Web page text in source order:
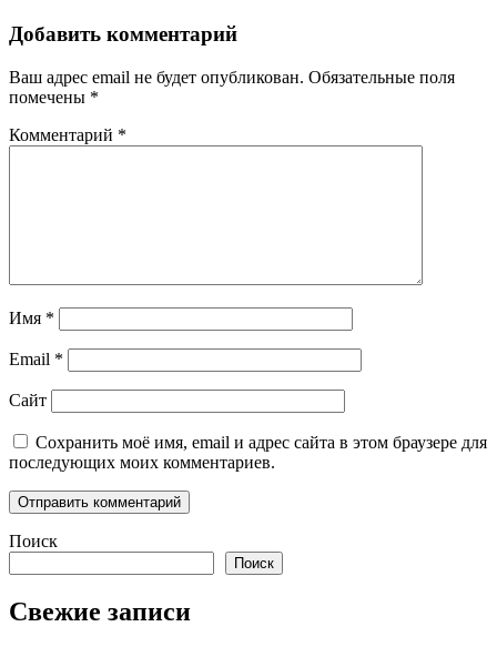
Добавить комментарий
Ваш адрес email не будет опубликован. Обязательные поля
помечены *
Комментарий *
Имя *
Email *
Сайт
Сохранить моё имя, email и адрес сайта в этом браузере для
последующих моих комментариев.
Поиск
Поиск
Свежие записи